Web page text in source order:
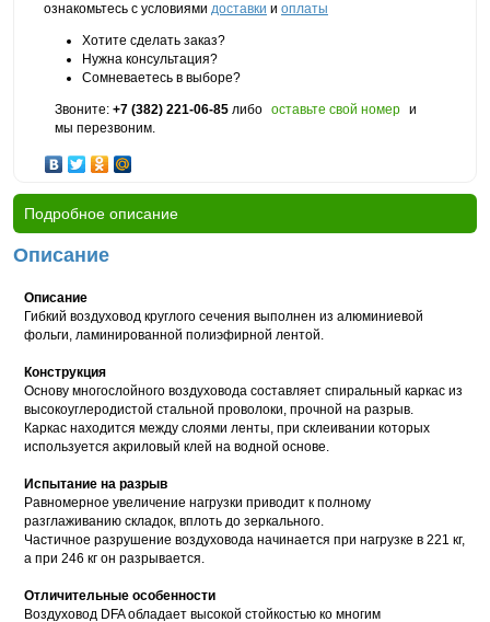
ознакомьтесь с условиями доставки и оплаты
Хотите сделать заказ?
Нужна консультация?
Сомневаетесь в выборе?
Звоните: +7 (382) 221-06-85 либо оставьте свой номер и
мы перезвоним.
Подробное описание
Описание
Описание
Гибкий воздуховод круглого сечения выполнен из алюминиевой
фольги, ламинированной полиэфирной лентой.
Конструкция
Основу многослойного воздуховода составляет спиральный каркас из
высокоуглеродистой стальной проволоки, прочной на разрыв.
Каркас находится между слоями ленты, при склеивании которых
используется акриловый клей на водной основе.
Испытание на разрыв
Равномерное увеличение нагрузки приводит к полному
разглаживанию складок, вплоть до зеркального.
Частичное разрушение воздуховода начинается при нагрузке в 221 кг,
а при 246 кг он разрывается.
Отличительные особенности
Воздуховод DFA обладает высокой стойкостью ко многим